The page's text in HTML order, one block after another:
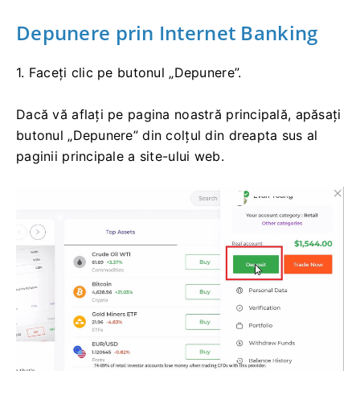
Depunere prin Internet Banking
1. Faceți clic pe butonul „Depunere”.
Dacă vă aflați pe pagina noastră principală, apăsați
butonul „Depunere” din colțul din dreapta sus al
paginii principale a site-ului web.